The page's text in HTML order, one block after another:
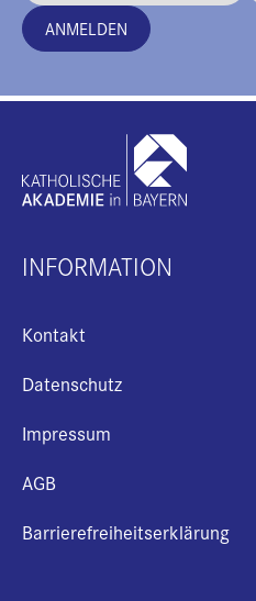
ANMELDEN
INFORMATION
Kontakt
Datenschutz
Impressum
AGB
Barrierefreiheitserklärung